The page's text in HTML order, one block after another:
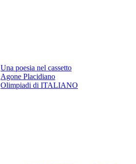
Una poesia nel cassetto
Agone Placidiano
Olimpiadi di ITALIANO